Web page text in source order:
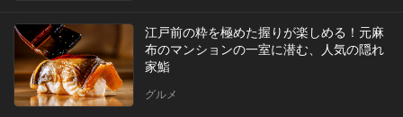
江戸前の粋を極めた握りが楽しめる！元麻
布のマンションの一室に潜む、人気の隠れ
家鮨
グルメ